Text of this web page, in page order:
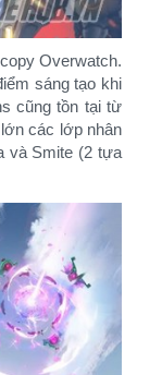
Overwatch.
sáng tạo khi
cũng tồn tại từ
các lớp nhân
và Smite (2 tựa